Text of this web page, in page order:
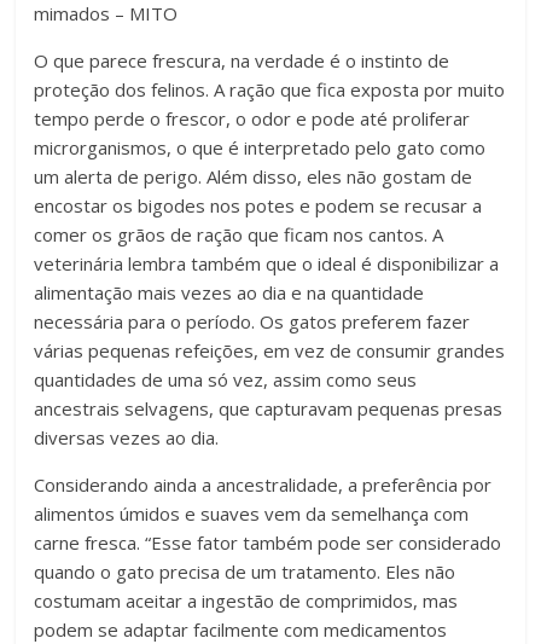
mimados – MITO
O que parece frescura, na verdade é o instinto de
proteção dos felinos. A ração que fica exposta por muito
tempo perde o frescor, o odor e pode até proliferar
microrganismos, o que é interpretado pelo gato como
um alerta de perigo. Além disso, eles não gostam de
encostar os bigodes nos potes e podem se recusar a
comer os grãos de ração que ficam nos cantos. A
veterinária lembra também que o ideal é disponibilizar a
alimentação mais vezes ao dia e na quantidade
necessária para o período. Os gatos preferem fazer
várias pequenas refeições, em vez de consumir grandes
quantidades de uma só vez, assim como seus
ancestrais selvagens, que capturavam pequenas presas
diversas vezes ao dia.
Considerando ainda a ancestralidade, a preferência por
alimentos úmidos e suaves vem da semelhança com
carne fresca. “Esse fator também pode ser considerado
quando o gato precisa de um tratamento. Eles não
costumam aceitar a ingestão de comprimidos, mas
podem se adaptar facilmente com medicamentos